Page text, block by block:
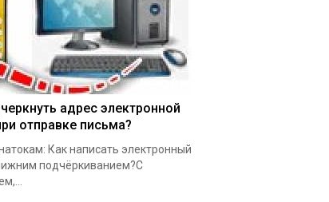
адрес электронной
отправке письма?
Как написать электронный
подчёркиванием?С